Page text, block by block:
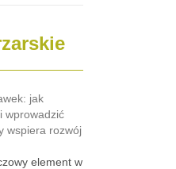
jak
wprowadzić
wspiera rozwój
element w